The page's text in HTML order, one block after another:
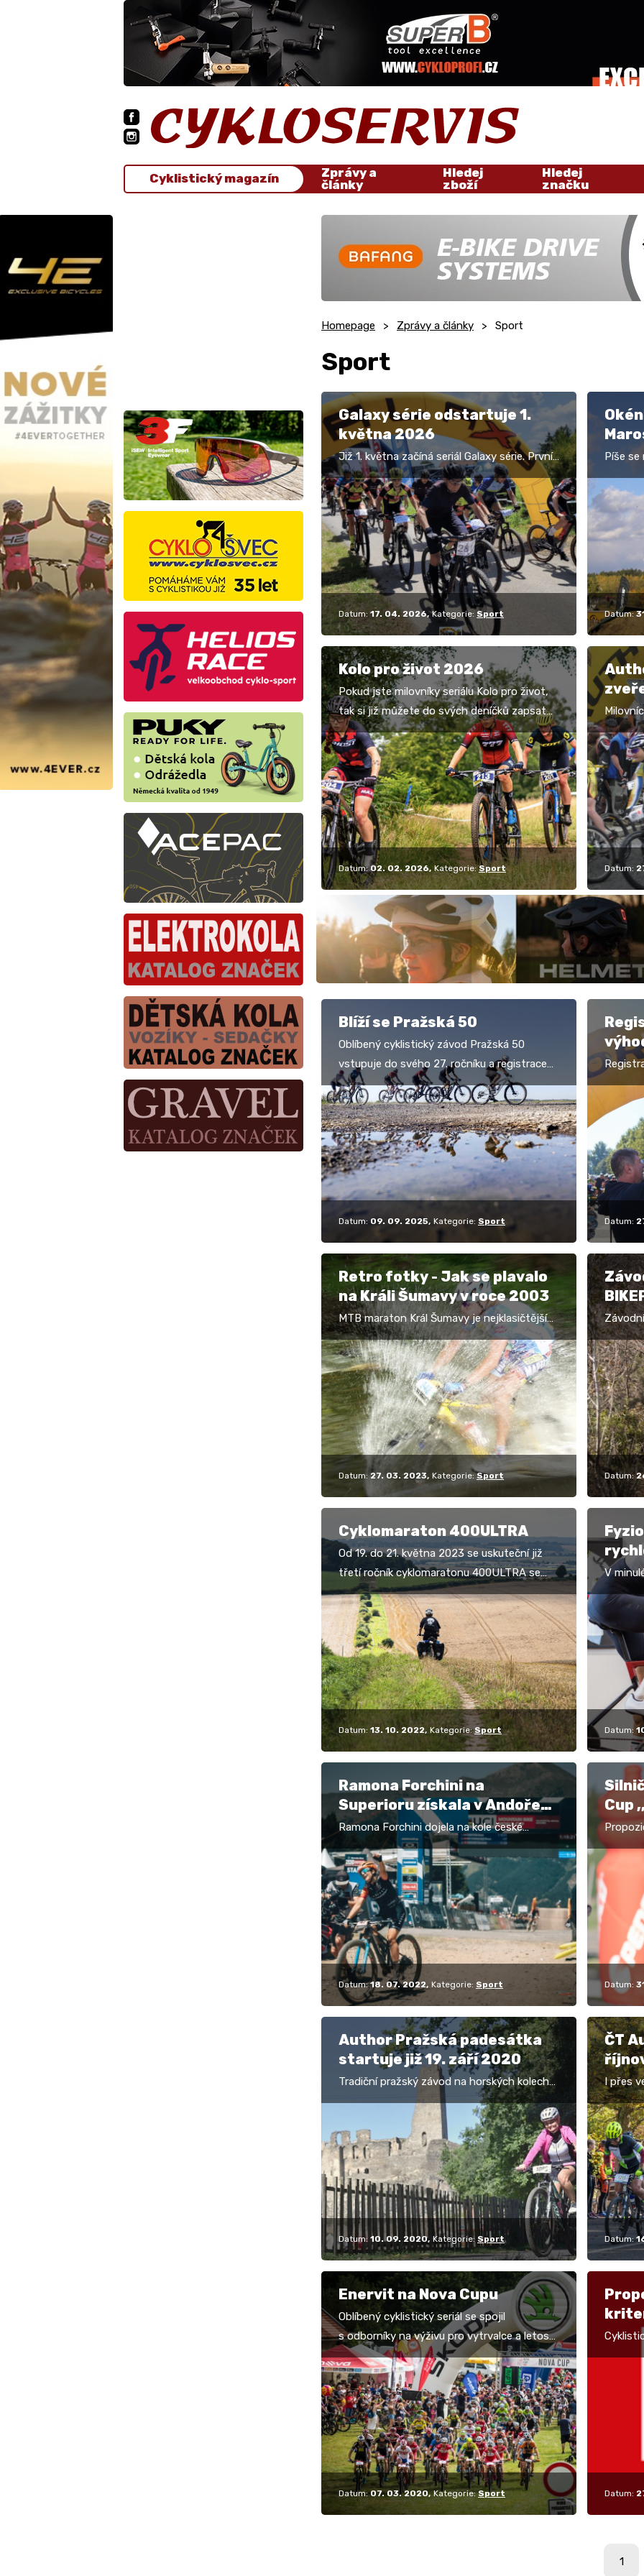
Cyklistický magazín
Zprávy a
články
Hledej
zboží
Hledej
značku
Homepage Zprávy a články Sport
Sport
Galaxy série odstartuje 1.
května 2026
Již 1. května začíná seriál Galaxy série. První
zastavení bude ve Strašicích, následovat
bude v Náměšti nad Oslavou, pak Osečná,
Kukle a…
Datum: 17. 04. 2026 Kategorie: Sport
Píše
tomto
Datum:
Kolo pro život 2026
Pokud jste milovníky seriálu Kolo pro život,
tak si již můžete do svých deníčků zapsat
letošní termíny osmi závodů. Pokud jste to
již…
Datum: 02. 02. 2026 Kategorie: Sport
2026
své
Můžete
Datum:
Blíží se Pražská 50
Oblíbený cyklistický závod Pražská 50
vstupuje do svého 27. ročníku a registrace
jsou již v plném proudu. Závod se uskuteční
v sobotu 20.…
Datum: 09. 09. 2025 Kategorie: Sport
50
Datum:
Retro fotky - Jak se plavalo
na Králi Šumavy v roce 2003
MTB maraton Král Šumavy je nejklasičtějším
maratonem ze všech klasických. Je
pověstný svými brody, které nebývají při
vyšším stavu vody v…
Datum: 27. 03. 2023 Kategorie: Sport Datum:
Cyklomaraton 400ULTRA
Od 19. do 21. května 2023 se uskuteční již
třetí ročník cyklomaratonu 400ULTRA se
startem v autokempu Mostek (mezi Novou
Pakou a Hostinné).…
Datum: 13. 10. 2022 Kategorie: Sport
V
popsali
pro
Proč
Datum:
Ramona Forchini na
Superioru získala v Andoře
bronzovou medaili
Ramona Forchini dojela na kole české
značky Superior v závodu Světového poháru
pro své první pódiové umístění v kariéře v
kategorii Elite.…
Datum: 18. 07. 2022 Kategorie: Sport
Cup
Plzni, „
výživy
Datum:
Author Pražská padesátka
startuje již 19. září 2020
Tradiční pražský závod na horských kolech
směle vyzývá jak dlouholeté, tak i nové
účastníky největšího cyklistického klání na
území Prahy.…
Datum: 10. 09. 2020 Kategorie: Sport
ČT
I přes
Datum:
Enervit na Nova Cupu
Oblíbený cyklistický seriál se spojil
s odborníky na výživu pro vytrvalce a letos
tak bude fungovat tandem Nova Cup –
Enervit na všech…
Datum: 07. 03. 2020 Kategorie: Sport
haly
Datum:
1